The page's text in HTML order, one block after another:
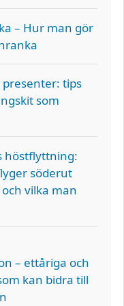
– Hur man gör
tips
som
höstflyttning:
söderut
vilka man
– ettåriga och
kan bidra till